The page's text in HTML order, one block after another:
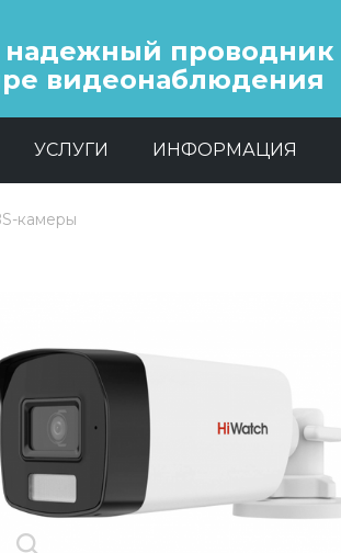
проводник
видеонаблюдения
УСЛУГИ ИНФОРМАЦИЯ
камеры